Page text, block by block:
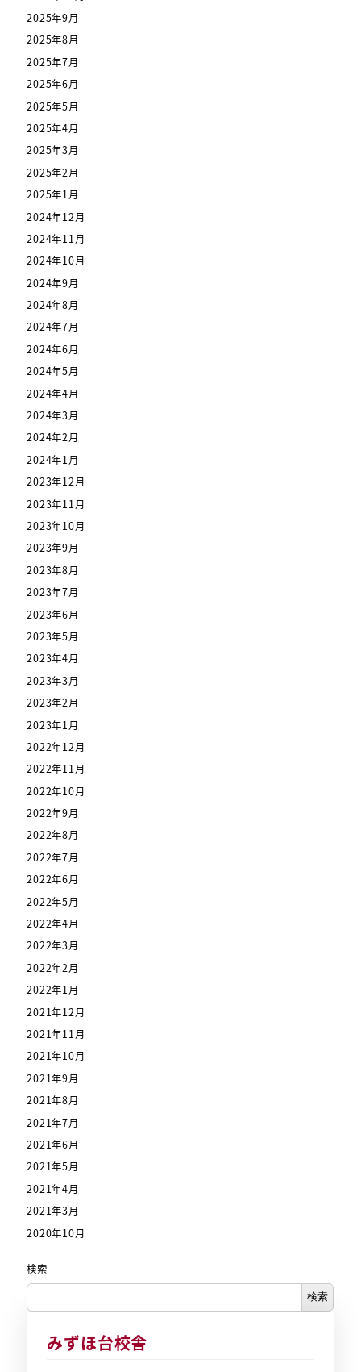
2025年9月
2025年8月
2025年7月
2025年6月
2025年5月
2025年4月
2025年3月
2025年2月
2025年1月
2024年12月
2024年11月
2024年10月
2024年9月
2024年8月
2024年7月
2024年6月
2024年5月
2024年4月
2024年3月
2024年2月
2024年1月
2023年12月
2023年11月
2023年10月
2023年9月
2023年8月
2023年7月
2023年6月
2023年5月
2023年4月
2023年3月
2023年2月
2023年1月
2022年12月
2022年11月
2022年10月
2022年9月
2022年8月
2022年7月
2022年6月
2022年5月
2022年4月
2022年3月
2022年2月
2022年1月
2021年12月
2021年11月
2021年10月
2021年9月
2021年8月
2021年7月
2021年6月
2021年5月
2021年4月
2021年3月
2020年10月
検索
検索
みずほ台校舎